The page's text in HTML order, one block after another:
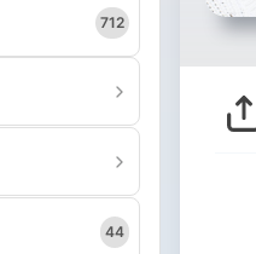
712
44